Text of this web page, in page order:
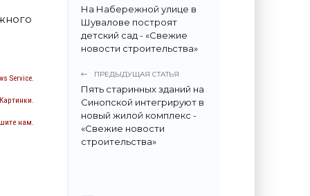
Service.
нам.
На Набережной улице в
Шувалове построят
детский сад - «Свежие
новости строительства»
ПРЕДЫДУЩАЯ СТАТЬЯ
Пять старинных зданий на
Синопской интегрируют в
новый жилой комплекс -
«Свежие новости
строительства»